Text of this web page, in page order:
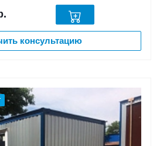
консультацию